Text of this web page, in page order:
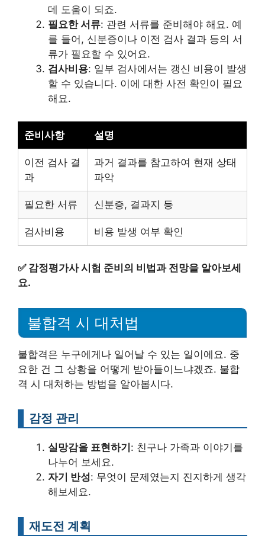
데 도움이 되죠.
필요한 서류: 관련 서류를 준비해야 해요. 예
를 들어, 신분증이나 이전 검사 결과 등의 서
류가 필요할 수 있어요.
검사비용: 일부 검사에서는 갱신 비용이 발생
할 수 있습니다. 이에 대한 사전 확인이 필요
해요.
준비사항 설명
이전 검사 결
과
과거 결과를 참고하여 현재 상태
파악
필요한 서류 신분증, 결과지 등
검사비용 비용 발생 여부 확인
✅ 감정평가사 시험 준비의 비법과 전망을 알아보세
요.
불합격 시 대처법
불합격은 누구에게나 일어날 수 있는 일이에요. 중
요한 건 그 상황을 어떻게 받아들이느냐겠죠. 불합
격 시 대처하는 방법을 알아봅시다.
감정 관리
실망감을 표현하기: 친구나 가족과 이야기를
나누어 보세요.
자기 반성: 무엇이 문제였는지 진지하게 생각
해보세요.
재도전 계획